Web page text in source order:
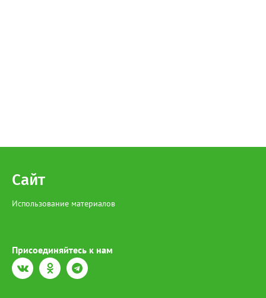
Сайт
Использование материалов
Присоединяйтесь к нам